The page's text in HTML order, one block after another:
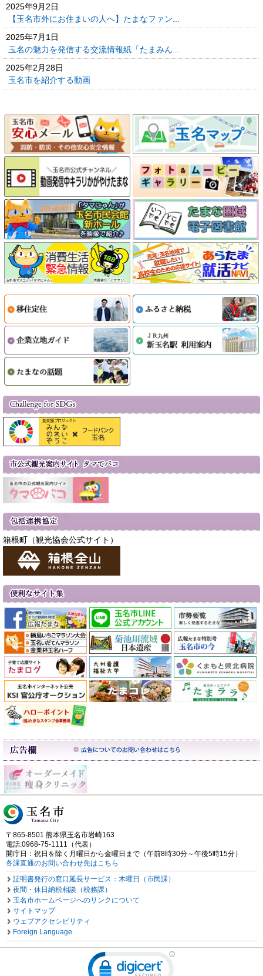
2025年9月2日
【玉名市外にお住まいの人へ】たまなファン...
2025年7月1日
玉名の魅力を発信する交流情報紙「たまみん...
2025年2月28日
玉名市を紹介する動画
箱根町（観光協会公式サイト）
〒865-8501 熊本県玉名市岩崎163
電話:0968-75-1111（代表）
開庁日：祝日を除く月曜日から金曜日まで（午前8時30分～午後5時15分）
各課直通のお問い合わせ先はこちら
証明書発行の窓口延長サービス：木曜日（市民課）
夜間・休日納税相談（税務課）
玉名市ホームページへのリンクについて
サイトマップ
ウェブアクセシビリティ
Foreign Language